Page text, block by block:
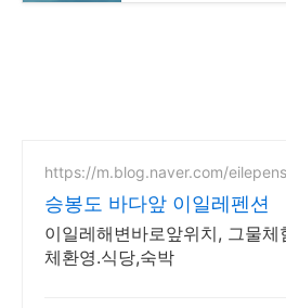
https://m.blog.naver.com/
승봉도 바다앞 이일레펜션
이일레해변바로앞위치, 그물
체환영.식당,숙박